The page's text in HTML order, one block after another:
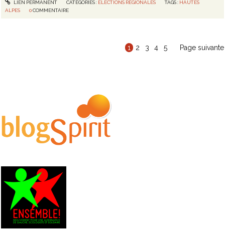
LIEN PERMANENT CATÉGORIES : ELECTIONS RÉGIONALES TAGS : HAUTES
ALPES
0 COMMENTAIRE
1 2 3 4 5 Page suivante